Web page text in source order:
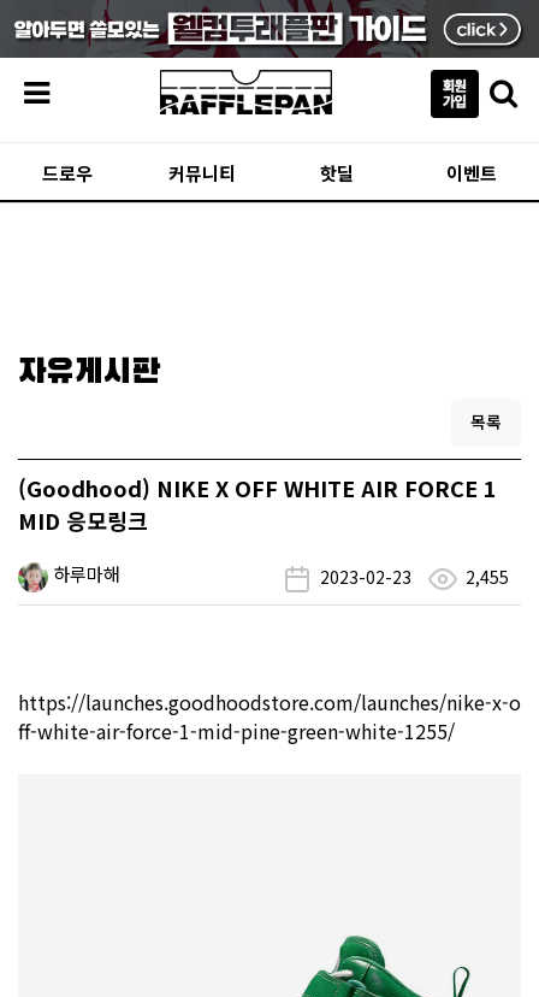
드로우 커뮤니티 핫딜 이벤트
자유게시판
목록
(Goodhood) NIKE X OFF WHITE AIR FORCE 1
MID 응모링크
하루마해 2023-02-23 2,455
https://launches.goodhoodstore.com/launches/nike-x-o
ff-white-air-force-1-mid-pine-green-white-1255/